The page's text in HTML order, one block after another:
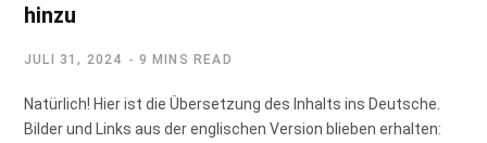
hinzu
JULI 31, 2024 9 MINS READ
Natürlich! Hier ist die Übersetzung des Inhalts ins Deutsche.
Bilder und Links aus der englischen Version blieben erhalten: